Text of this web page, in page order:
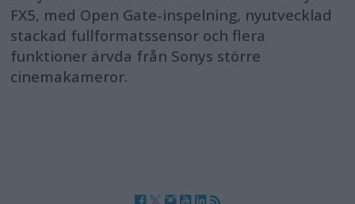
FX5, med Open Gate-inspelning, nyutvecklad
stackad fullformatssensor och flera
funktioner ärvda från Sonys större
cinemakameror.